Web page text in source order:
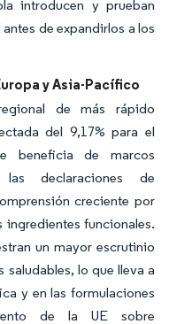
introducen y prueban
de expandirlos a los
y Asia-Pacífico
de más rápido
del 9,17% para el
beneficia de marcos
las declaraciones de
creciente por
funcionales.
un mayor escrutinio
lo que lleva a
y en las formulaciones
de la UE sobre